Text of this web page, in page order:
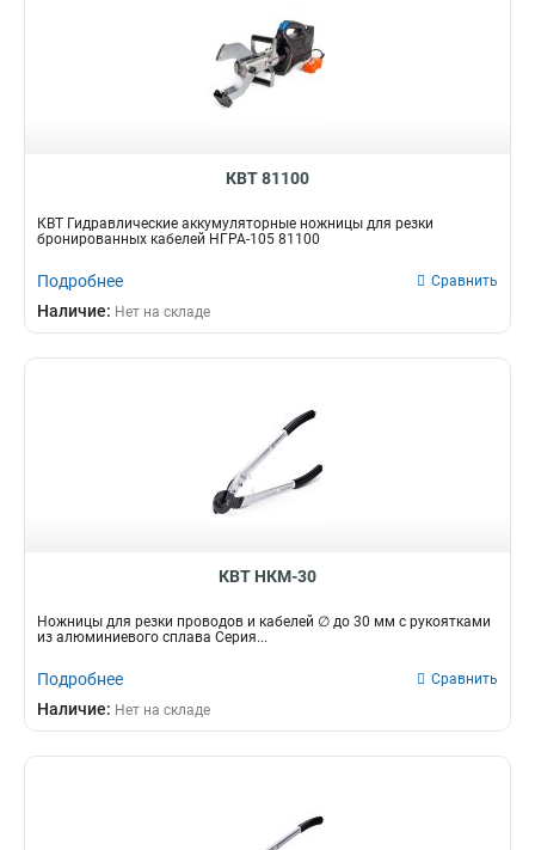
КВТ 81100
КВТ Гидравлические аккумуляторные ножницы для резки
бронированных кабелей НГРА-105 81100
Подробнее Сравнить
Наличие: Нет на складе
КВТ НКМ-30
Ножницы для резки проводов и кабелей ∅ до 30 мм с рукоятками
из алюминиевого сплава Серия...
Подробнее Сравнить
Наличие: Нет на складе